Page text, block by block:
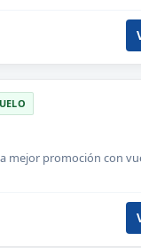
mejor promoción con